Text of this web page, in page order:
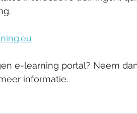
e-learning portal? Neem
informatie.